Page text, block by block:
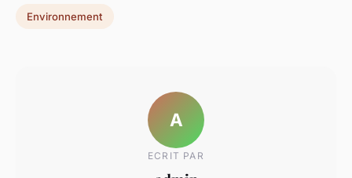
Environnement
A
ECRIT PAR